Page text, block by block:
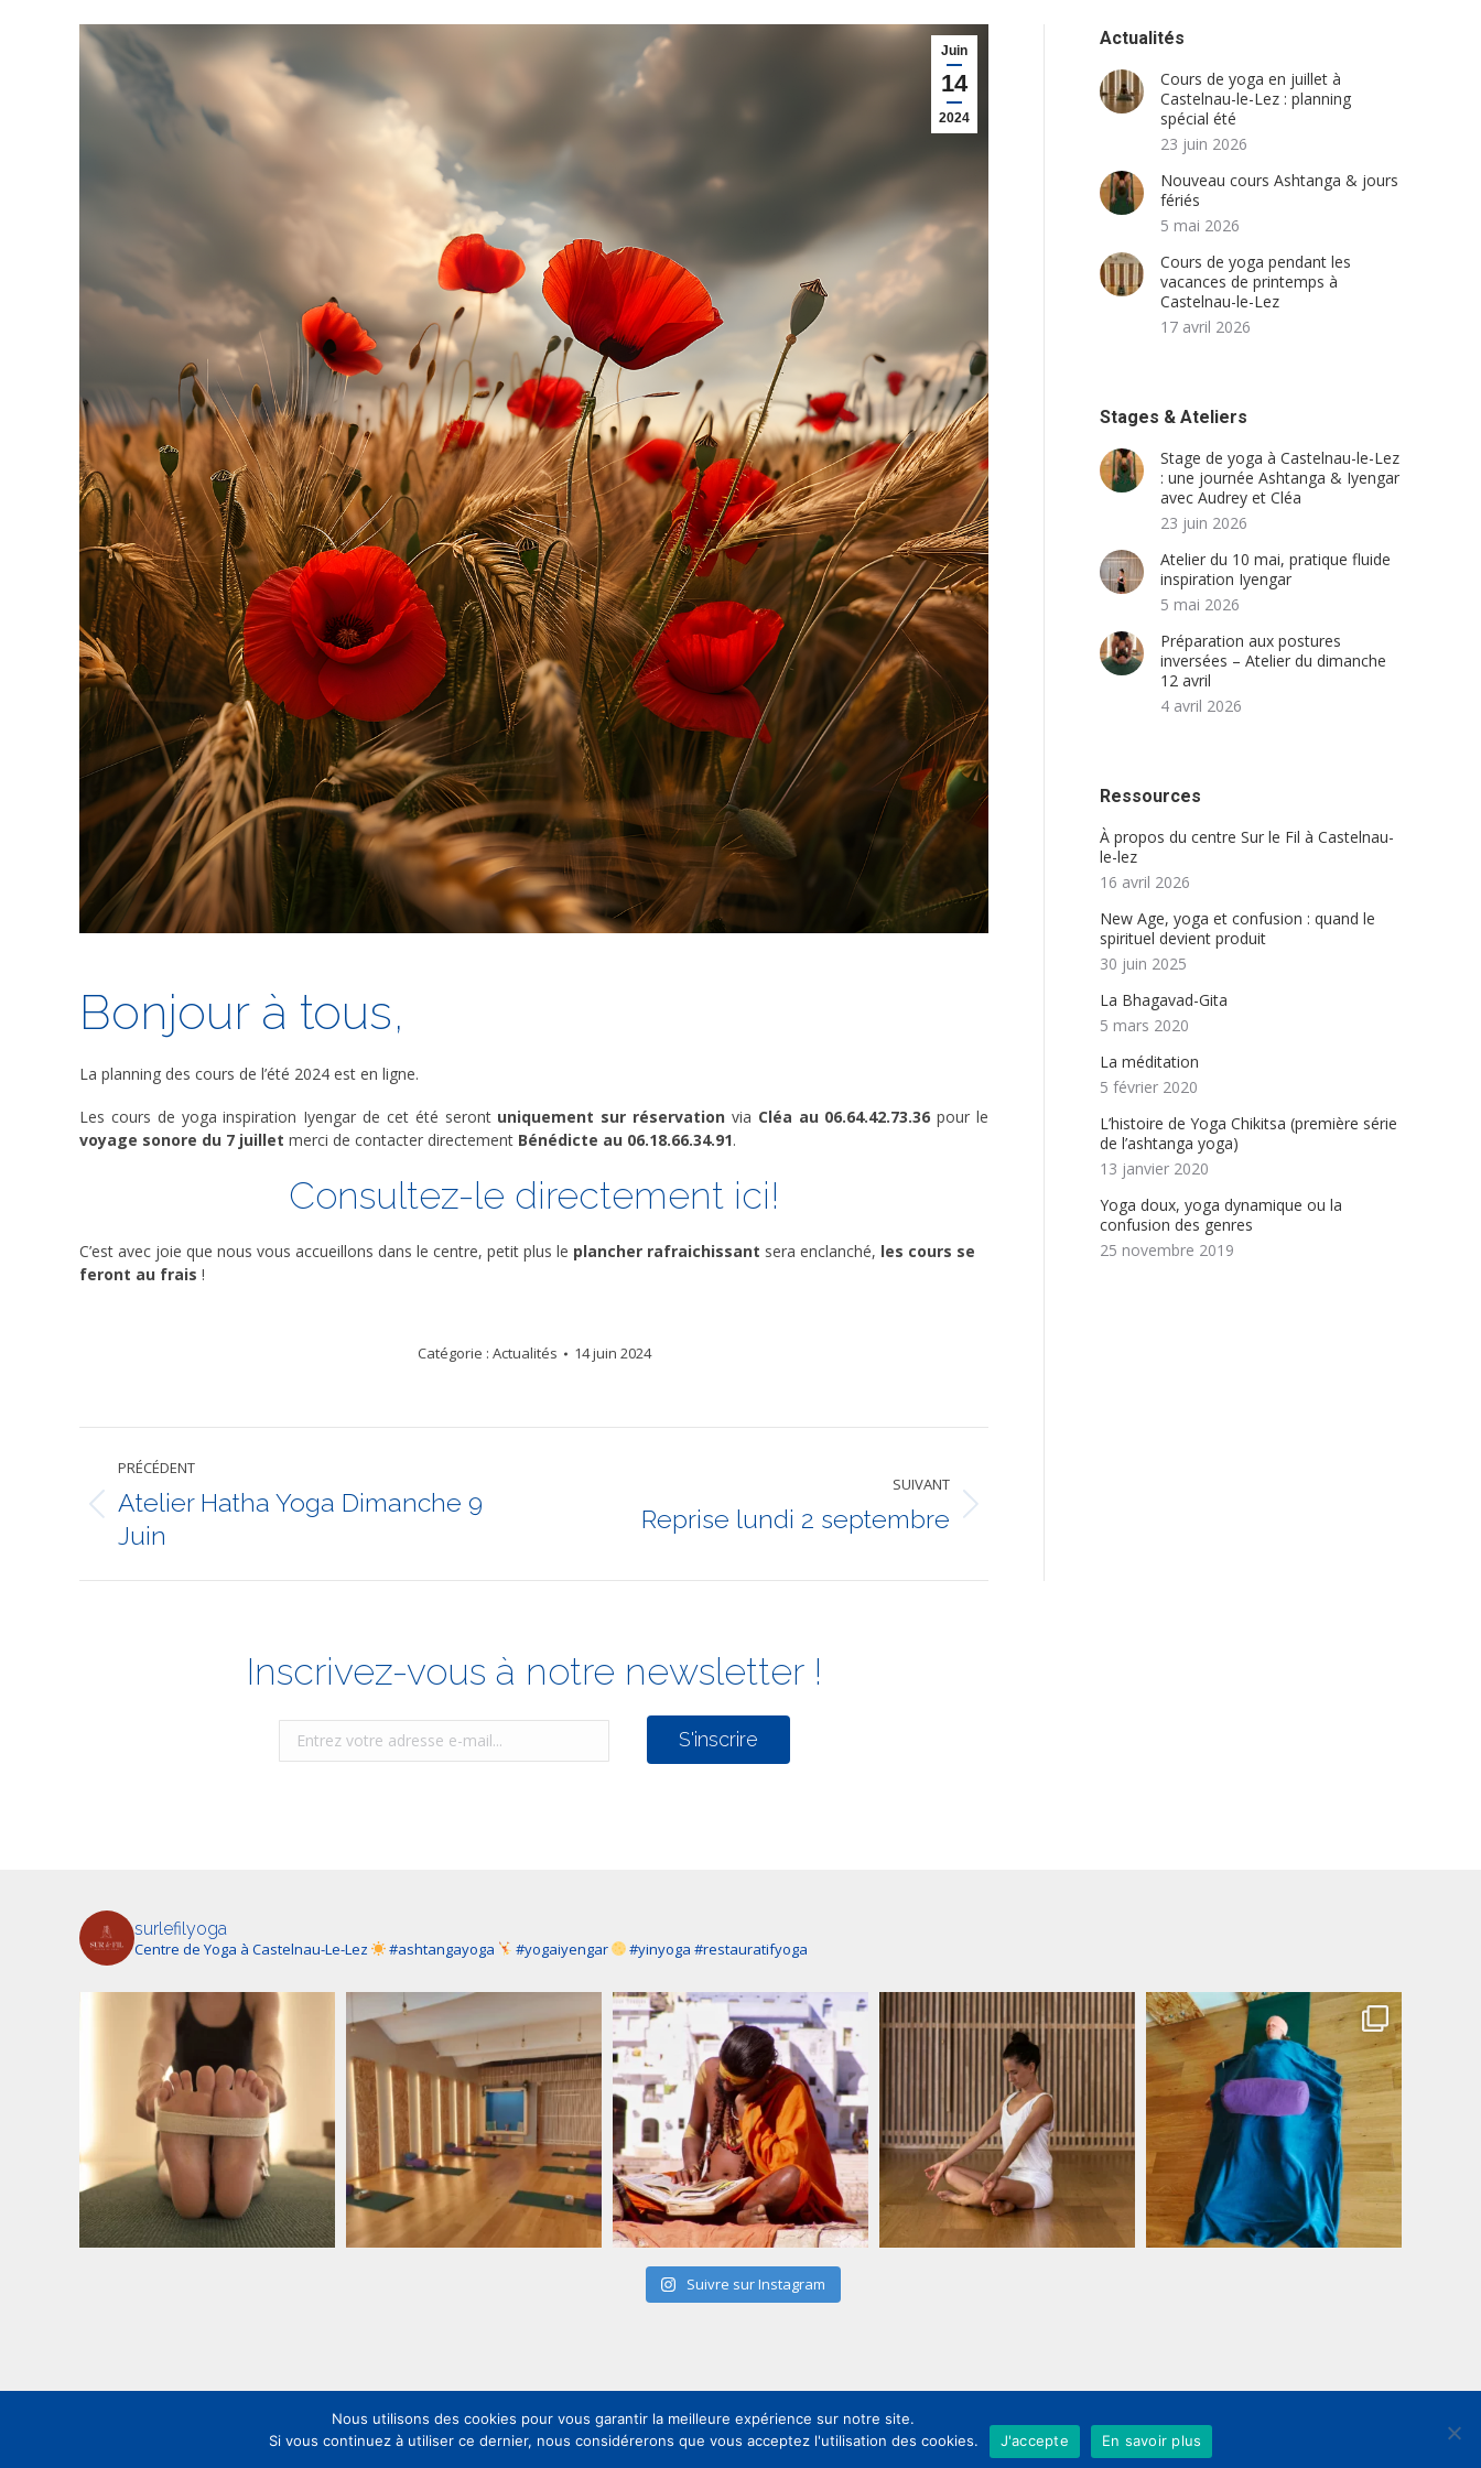
Juin
14
2024
Bonjour à tous,
La planning des cours de l’été 2024 est en ligne.
Les cours de yoga inspiration Iyengar de cet été seront uniquement sur réservation via Cléa au 06.64.42.73.36 pour le
voyage sonore du 7 juillet merci de contacter directement Bénédicte au 06.18.66.34.91.
Consultez-le directement ici!
C’est avec joie que nous vous accueillons dans le centre, petit plus le plancher rafraichissant sera enclanché, les cours se
feront au frais !
Catégorie : Actualités 14 juin 2024
Navigation
article
PRÉCÉDENT
Article
précédent
Atelier Hatha Yoga Dimanche 9
Juin
SUIVANT
Reprise lundi 2 septembre
Actualités
Cours de yoga en juillet à
Castelnau-le-Lez : planning
spécial été
23 juin 2026
Nouveau cours Ashtanga & jours
fériés
5 mai 2026
Cours de yoga pendant les
vacances de printemps à
Castelnau-le-Lez
17 avril 2026
Stages & Ateliers
Stage de yoga à Castelnau-le-Lez
: une journée Ashtanga & Iyengar
avec Audrey et Cléa
23 juin 2026
Atelier du 10 mai, pratique fluide
inspiration Iyengar
5 mai 2026
Préparation aux postures
inversées – Atelier du dimanche
12 avril
4 avril 2026
Ressources
À propos du centre Sur le Fil à Castelnau-
le-lez
16 avril 2026
New Age, yoga et confusion : quand le
spirituel devient produit
30 juin 2025
La Bhagavad-Gita
5 mars 2020
La méditation
5 février 2020
L’histoire de Yoga Chikitsa (première série
de l’ashtanga yoga)
13 janvier 2020
Yoga doux, yoga dynamique ou la
confusion des genres
25 novembre 2019
Inscrivez-vous à notre newsletter !
surlefilyoga
Centre de Yoga à Castelnau-Le-Lez #ashtangayoga #yogaiyengar #yinyoga #restauratifyoga
Suivre sur Instagram
Louez nos locaux Mentions légales Contact
Nous utilisons des cookies pour vous garantir la meilleure expérience sur notre site.
Si vous continuez à utiliser ce dernier, nous considérerons que vous acceptez l'utilisation des cookies.
J'accepte En savoir plus